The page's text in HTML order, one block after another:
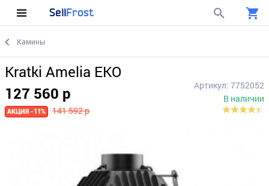
SellFrost
Камины
Kratki Amelia EKO
127 560 р
Артикул: 7752052
В наличии
АКЦИЯ -11% 141 592 р